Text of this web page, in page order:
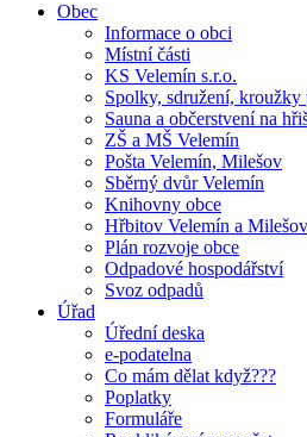
Obec
Informace o obci
Místní části
KS Velemín s.r.o.
Spolky, sdružení, kroužky
Sauna a občerstvení na
ZŠ a MŠ Velemín
Pošta Velemín, Milešov
Sběrný dvůr Velemín
Knihovny obce
Hřbitov Velemín a Milešov
Plán rozvoje obce
Odpadové hospodářství
Svoz odpadů
Úřad
Úřední deska
e-podatelna
Co mám dělat když???
Poplatky
Formuláře